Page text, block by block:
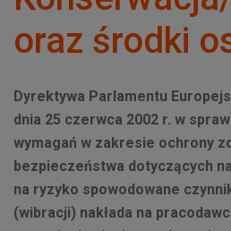
oraz środki
Dyrektywa Parlamentu
dnia 25 czerwca 2002 r. w
wymagań w zakresie ochrony
bezpieczeństwa dotyczących
na ryzyko spowodowane
(wibracji) nakłada na